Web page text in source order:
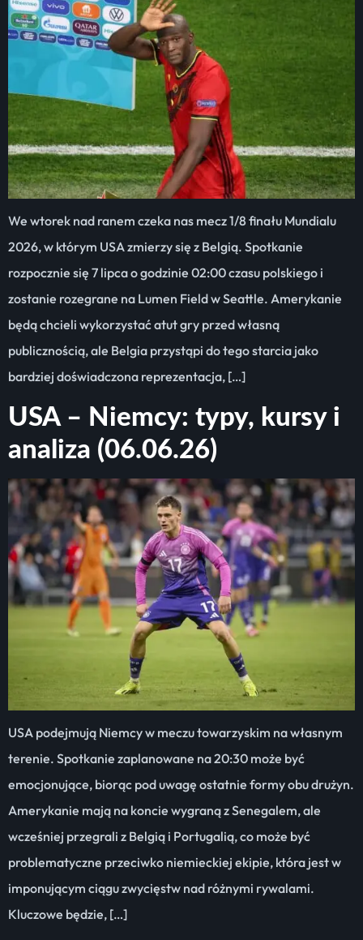
We wtorek nad ranem czeka nas mecz 1/8 finału Mundialu
2026, w którym USA zmierzy się z Belgią. Spotkanie
rozpocznie się 7 lipca o godzinie 02:00 czasu polskiego i
zostanie rozegrane na Lumen Field w Seattle. Amerykanie
będą chcieli wykorzystać atut gry przed własną
publicznością, ale Belgia przystąpi do tego starcia jako
bardziej doświadczona reprezentacja, […]
USA – Niemcy: typy, kursy i
analiza (06.06.26)
USA podejmują Niemcy w meczu towarzyskim na własnym
terenie. Spotkanie zaplanowane na 20:30 może być
emocjonujące, biorąc pod uwagę ostatnie formy obu drużyn.
Amerykanie mają na koncie wygraną z Senegalem, ale
wcześniej przegrali z Belgią i Portugalią, co może być
problematyczne przeciwko niemieckiej ekipie, która jest w
imponującym ciągu zwycięstw nad różnymi rywalami.
Kluczowe będzie, […]